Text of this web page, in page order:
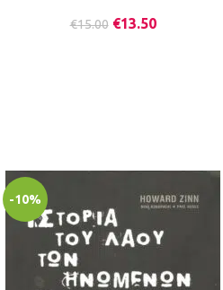
€15.00 €13.50
-10%